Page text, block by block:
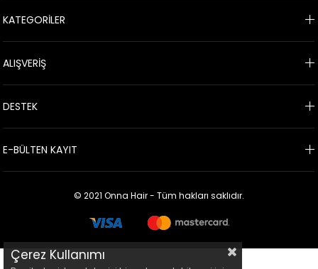
KATEGORİLER
ALIŞVERİŞ
DESTEK
E-BÜLTEN KAYIT
© 2021 Onna Hair - Tüm hakları saklıdır.
Çerez Kullanımı